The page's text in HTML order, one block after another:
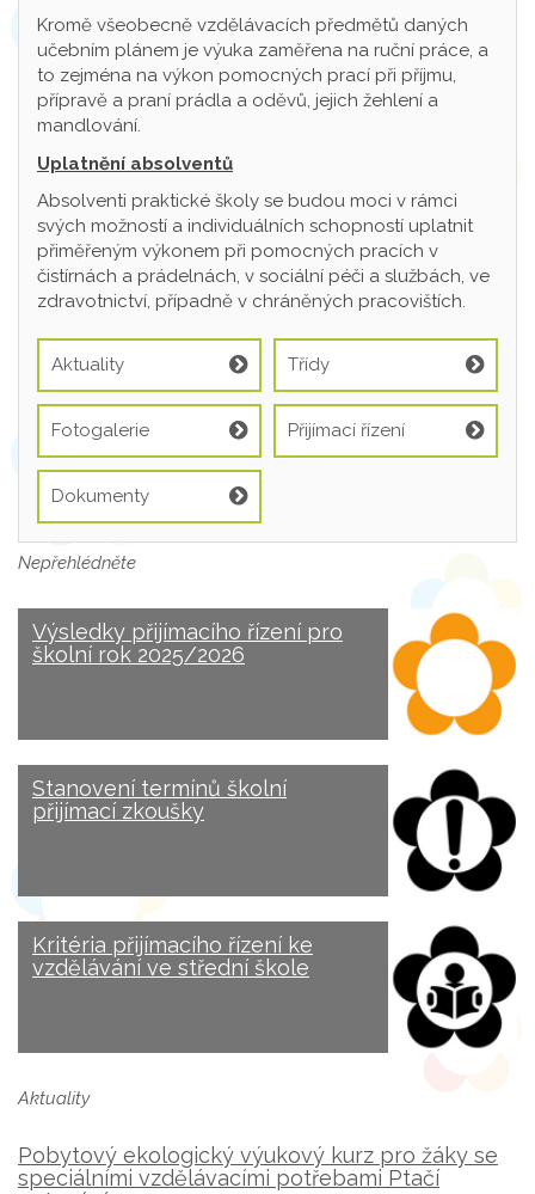
Kromě všeobecně vzdělávacích předmětů daných
učebním plánem je výuka zaměřena na ruční práce, a
to zejména na výkon pomocných prací při příjmu,
přípravě a praní prádla a oděvů, jejich žehlení a
mandlování.
Uplatnění absolventů
Absolventi praktické školy se budou moci v rámci
svých možností a individuálních schopností uplatnit
přiměřeným výkonem při pomocných pracích v
čistírnách a prádelnách, v sociální péči a službách, ve
zdravotnictví, případně v chráněných pracovištích.
Aktuality Třídy
Fotogalerie Přijímací řízení
Dokumenty
Nepřehlédněte
Výsledky přijímacího řízení pro
školní rok 2025/2026
Stanovení termínů školní
přijímací zkoušky
Kritéria přijímacího řízení ke
vzdělávání ve střední škole
Aktuality
Pobytový ekologický výukový kurz pro žáky se
speciálními vzdělávacími potřebami Ptačí